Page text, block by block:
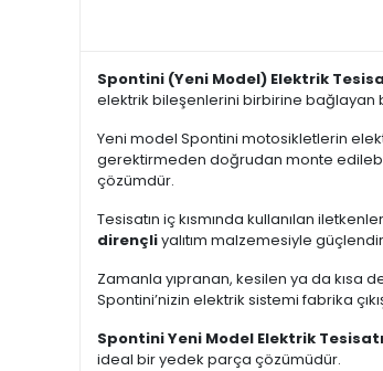
Spontini (Yeni Model) Elektrik
elektrik bileşenlerini birbirine bağlayan
Yeni model Spontini motosikletlerin
gerektirmeden doğrudan monte
çözümdür.
Tesisatın iç kısmında kullanılan
dirençliyalıtım malzemesiyle
Zamanla yıpranan, kesilen ya da kısa
Spontini’nizin elektrik sistemi fabrika
Spontini Yeni Model Elektrik Tesisatı
ideal bir yedek parça çözümüdür.